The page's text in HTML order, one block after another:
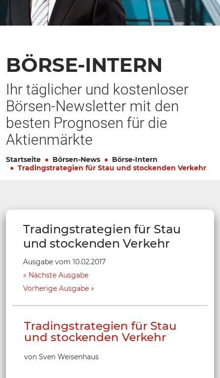
BÖRSE-INTERN
Ihr täglicher und kostenloser
Börsen-Newsletter mit den
besten Prognosen für die
Aktienmärkte
Startseite Börsen-News
Börse-Intern
Tradingstrategien für Stau und stockenden Verkehr
Tradingstrategien für Stau
und stockenden Verkehr
Ausgabe vom 10.02.2017
Nächste Ausgabe
Vorherige Ausgabe
Tradingstrategien für Stau
und stockenden Verkehr
von Sven Weisenhaus